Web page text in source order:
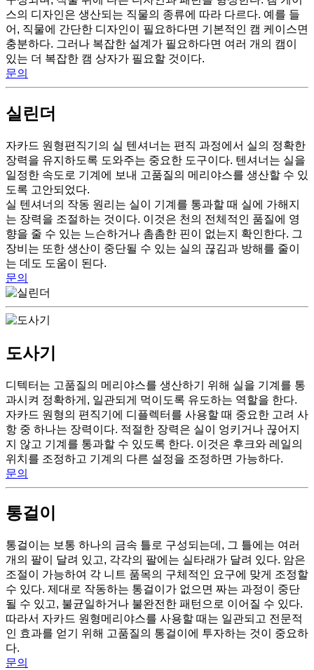
스의 디자인은 생산되는 직물의 종류에 따라 다르다. 예를 들
어, 직물에 간단한 디자인이 필요하다면 기본적인 캠 케이스면
충분하다. 그러나 복잡한 설계가 필요하다면 여러 개의 캠이
있는 더 복잡한 캠 상자가 필요할 것이다.
문의
실린더
자카드 원형편직기의 실 텐셔너는 편직 과정에서 실의 정확한
장력을 유지하도록 도와주는 중요한 도구이다. 텐셔너는 실을
일정한 속도로 기계에 보내 고품질의 메리야스를 생산할 수 있
도록 고안되었다.
실 텐셔너의 작동 원리는 실이 기계를 통과할 때 실에 가해지
는 장력을 조절하는 것이다. 이것은 천의 전체적인 품질에 영
향을 줄 수 있는 느슨하거나 촘촘한 핀이 없는지 확인한다. 그
장비는 또한 생산이 중단될 수 있는 실의 끊김과 방해를 줄이
는 데도 도움이 된다.
문의
도사기
디텍터는 고품질의 메리야스를 생산하기 위해 실을 기계를 통
과시켜 정확하게, 일관되게 먹이도록 유도하는 역할을 한다.
자카드 원형의 편직기에 디플렉터를 사용할 때 중요한 고려 사
항 중 하나는 장력이다. 적절한 장력은 실이 엉키거나 끊어지
지 않고 기계를 통과할 수 있도록 한다. 이것은 후크와 레일의
위치를 조정하고 기계의 다른 설정을 조정하면 가능하다.
문의
통걸이
통걸이는 보통 하나의 금속 틀로 구성되는데, 그 틀에는 여러
개의 팔이 달려 있고, 각각의 팔에는 실타래가 달려 있다. 암은
조절이 가능하여 각 니트 품목의 구체적인 요구에 맞게 조정할
수 있다. 제대로 작동하는 통걸이가 없으면 짜는 과정이 중단
될 수 있고, 불균일하거나 불완전한 패턴으로 이어질 수 있다.
따라서 자카드 원형메리야스를 사용할 때는 일관되고 전문적
인 효과를 얻기 위해 고품질의 통걸이에 투자하는 것이 중요하
다.
문의